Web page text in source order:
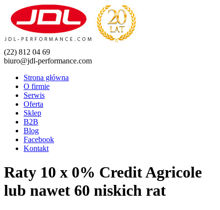
(22) 812 04 69
biuro@jdl-performance.com
Strona główna
O firmie
Serwis
Oferta
Sklep
B2B
Blog
Facebook
Kontakt
Raty 10 x 0% Credit Agricole
lub nawet 60 niskich rat